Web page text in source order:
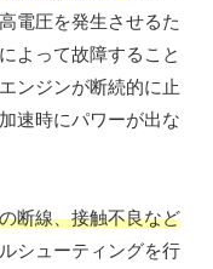
電圧を発生させるた
よって故障すること
ンジンが断続的に止
速時にパワーが出な
断線、接触不良など
シューティングを行